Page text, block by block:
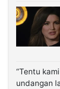
“Tentu
undangan